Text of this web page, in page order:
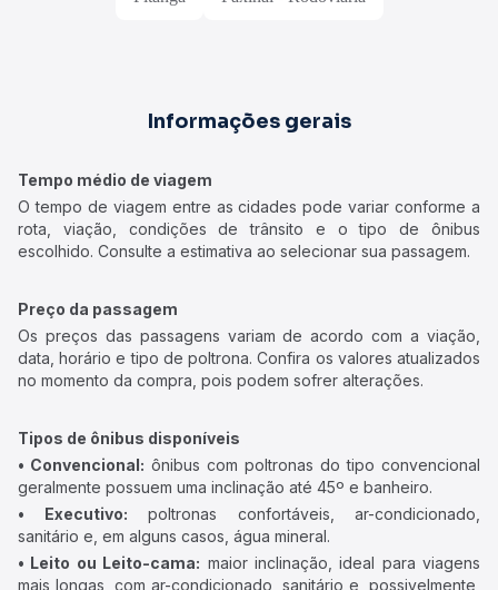
Informações gerais
Tempo médio de viagem
O tempo de viagem entre as cidades pode variar conforme a
rota, viação, condições de trânsito e o tipo de ônibus
escolhido. Consulte a estimativa ao selecionar sua passagem.
Preço da passagem
Os preços das passagens variam de acordo com a viação,
data, horário e tipo de poltrona. Confira os valores atualizados
no momento da compra, pois podem sofrer alterações.
Tipos de ônibus disponíveis
• Convencional: ônibus com poltronas do tipo convencional
geralmente possuem uma inclinação até 45º e banheiro.
• Executivo: poltronas confortáveis, ar-condicionado,
sanitário e, em alguns casos, água mineral.
• Leito ou Leito-cama: maior inclinação, ideal para viagens
mais longas, com ar-condicionado, sanitário e, possivelmente,